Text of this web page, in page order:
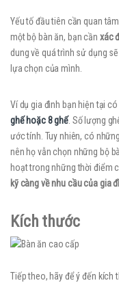
Yếu tố đầu tiên cần quan
một bộ bàn ăn, bạn cần xác
dung về quá trình sử dụng
lựa chọn của mình.
Ví dụ gia đình bạn hiện tại
ghế hoặc 8 ghế. Số lượng
ước tính. Tuy nhiên, có
nên họ vẫn chọn những bộ
hoạt trong những thời điểm
kỹ càng về nhu cầu của gia
Kích thước
Tiếp theo, hãy để ý đến kích